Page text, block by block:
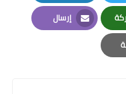
LinkedIn
إرسال
Email